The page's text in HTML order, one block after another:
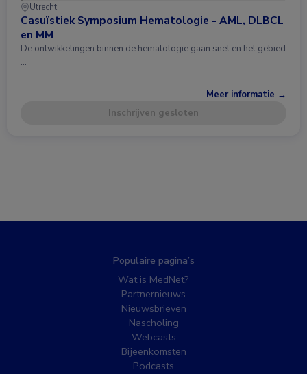
Utrecht
Casuïstiek Symposium Hematologie - AML, DLBCL
en MM
De ontwikkelingen binnen de hematologie gaan snel en het gebied
…
Meer informatie →
Inschrijven gesloten
Populaire pagina’s
Wat is MedNet?
Partnernieuws
Nieuwsbrieven
Nascholing
Webcasts
Bijeenkomsten
Podcasts